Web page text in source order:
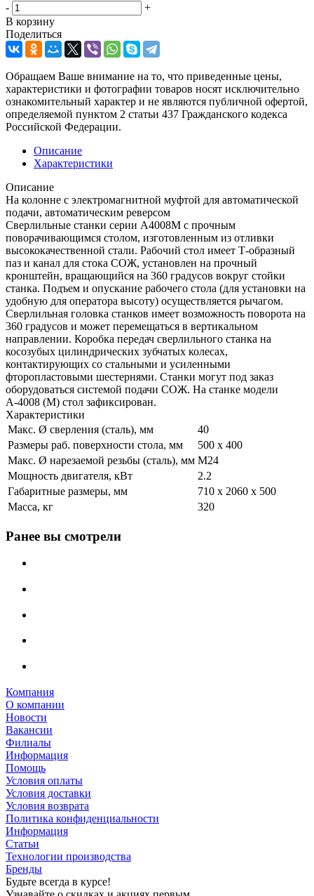
-
+
В корзину
Поделиться
Обращаем Ваше внимание на то, что приведенные цены,
характеристики и фотографии товаров носят исключительно
ознакомительный характер и не являются публичной офертой,
определяемой пунктом 2 статьи 437 Гражданского кодекса
Российской Федерации.
Описание
Характеристики
Описание
На колонне с электромагнитной муфтой для автоматической
подачи, автоматическим реверсом
Сверлильные станки серии А4008M с прочным
поворачивающимся столом, изготовленным из отливки
высококачественной стали. Рабочий стол имеет Т-образный
паз и канал для стока СОЖ, установлен на прочный
кронштейн, вращающийся на 360 градусов вокруг стойки
станка. Подъем и опускание рабочего стола (для установки на
удобную для оператора высоту) осуществляется рычагом.
Сверлильная головка станков имеет возможность поворота на
360 градусов и может перемещаться в вертикальном
направлении. Коробка передач сверлильного станка на
косозубых цилиндрических зубчатых колесах,
контактирующих со стальными и усиленными
фторопластовыми шестернями. Станки могут под заказ
оборудоваться системой подачи СОЖ. На станке модели
А-4008 (М) стол зафиксирован.
Характеристики
Макс. Ø сверления (сталь), мм
40
Размеры раб. поверхности стола, мм
500 х 400
Макс. Ø нарезаемой резьбы (сталь), мм M24
Мощность двигателя, кВт
2.2
Габаритные размеры, мм
710 x 2060 x 500
Масса, кг
320
Ранее вы смотрели
Компания
О компании
Новости
Вакансии
Филиалы
Информация
Помощь
Условия оплаты
Условия доставки
Условия возврата
Политика конфиденциальности
Информация
Статьи
Технологии производства
Бренды
Будьте всегда в курсе!